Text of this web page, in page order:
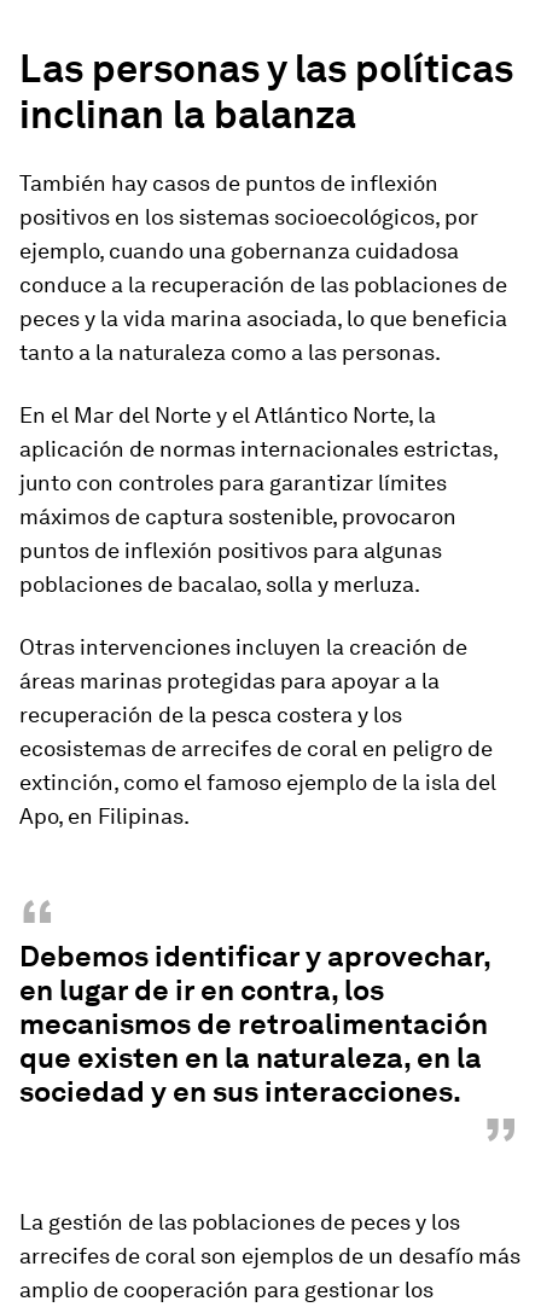
Las personas y las políticas
inclinan la balanza
También hay casos de puntos de inflexión
positivos en los sistemas socioecológicos, por
ejemplo, cuando una gobernanza cuidadosa
conduce a la recuperación de las poblaciones de
peces y la vida marina asociada, lo que beneficia
tanto a la naturaleza como a las personas.
En el Mar del Norte y el Atlántico Norte, la
aplicación de normas internacionales estrictas,
junto con controles para garantizar límites
máximos de captura sostenible, provocaron
puntos de inflexión positivos para algunas
poblaciones de bacalao, solla y merluza.
Otras intervenciones incluyen la creación de
áreas marinas protegidas para apoyar a la
recuperación de la pesca costera y los
ecosistemas de arrecifes de coral en peligro de
extinción, como el famoso ejemplo de la isla del
Apo, en Filipinas.
“
Debemos identificar y aprovechar,
en lugar de ir en contra, los
mecanismos de retroalimentación
que existen en la naturaleza, en la
sociedad y en sus interacciones.
”
La gestión de las poblaciones de peces y los
arrecifes de coral son ejemplos de un desafío más
amplio de cooperación para gestionar los